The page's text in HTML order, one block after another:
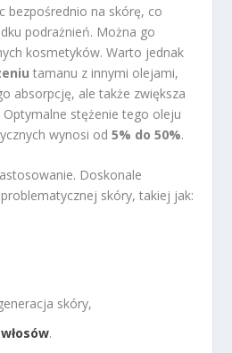
bezpośrednio na skórę, co
podrażnień. Można go
kosmetyków. Warto jednak
tamanu z innymi olejami,
absorpcję, ale także zwiększa
Optymalne stężenie tego oleju
wynosi od5% do 50%.
Doskonale
skóry, takiej jak:
skóry,
.